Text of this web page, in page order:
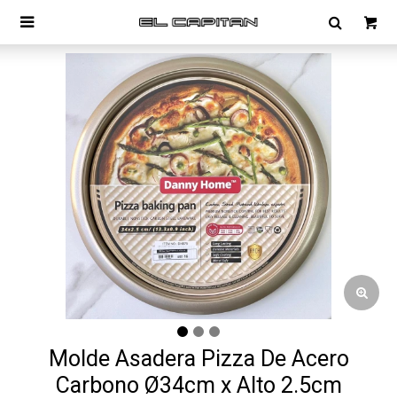

Molde Asadera Pizza De Acero
Carbono Ø34cm x Alto 2.5cm